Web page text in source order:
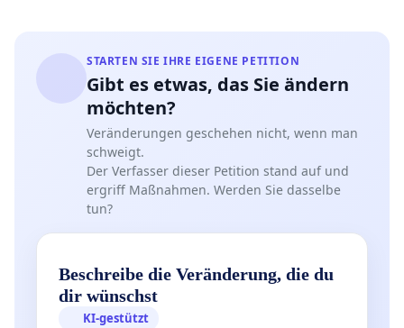
STARTEN SIE IHRE EIGENE PETITION
Gibt es etwas, das Sie ändern
möchten?
Veränderungen geschehen nicht, wenn man
schweigt.
Der Verfasser dieser Petition stand auf und
ergriff Maßnahmen. Werden Sie dasselbe
tun?
Beschreibe die Veränderung, die du
dir wünschst
KI-gestützt